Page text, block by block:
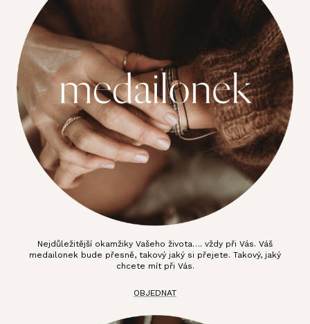
Nejdůležitější okamžiky Vašeho života…. vždy při Vás. Váš
medailonek bude přesně, takový jaký si přejete. Takový, jaký
chcete mít při Vás.
OBJEDNAT